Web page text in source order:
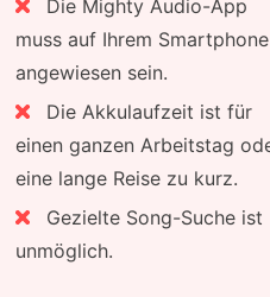
Die Mighty Audio-App
muss auf Ihrem Smartphone
angewiesen sein.
Die Akkulaufzeit ist für
einen ganzen Arbeitstag
eine lange Reise zu kurz.
Gezielte Song-Suche ist
unmöglich.